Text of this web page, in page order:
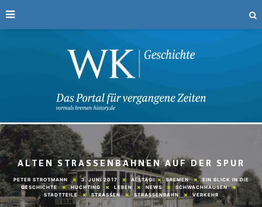
ALTEN STRASSENBAHNEN AUF DER SPUR
PETER STROTMANN 3. JUNI 2017 ALLTAG BREMEN
EIN BLICK IN DIE
GESCHICHTE
HUCHTING LEBEN NEWS
SCHWACHHAUSEN
STADTTEILE
STRASSEN STRASSENBAHN VERKEHR